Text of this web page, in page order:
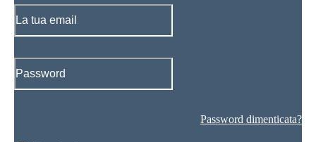
Password dimenticata?